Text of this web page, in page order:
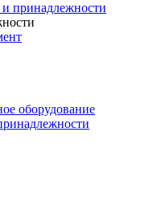
принадлежности
оборудование